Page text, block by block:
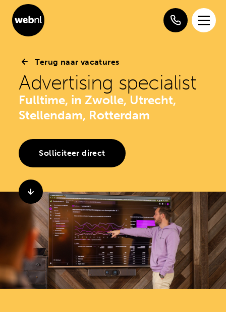
Terug naar vacatures
Advertising specialist
Fulltime, in Zwolle, Utrecht,
Stellendam, Rotterdam
Solliciteer direct